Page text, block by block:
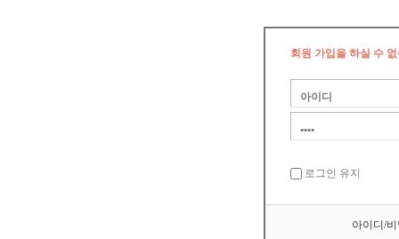
회원 가입을 하실 수
로그인 유지
아이디/